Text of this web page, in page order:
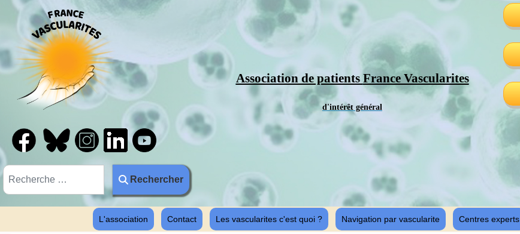
Rechercher
Association de patients France Vascularites
d'intérêt général
L'association Contact Les vascularites c'est quoi ? Navigation par vascularite Centres experts